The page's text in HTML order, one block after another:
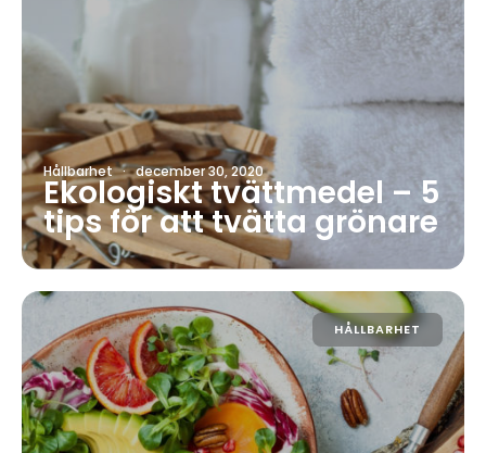
Hållbarhet · december 30, 2020
Ekologiskt tvättmedel – 5
tips för att tvätta grönare
HÅLLBARHET